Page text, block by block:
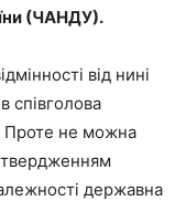
(ЧАНДУ).
від нині
співголова
Проте не можна
державна